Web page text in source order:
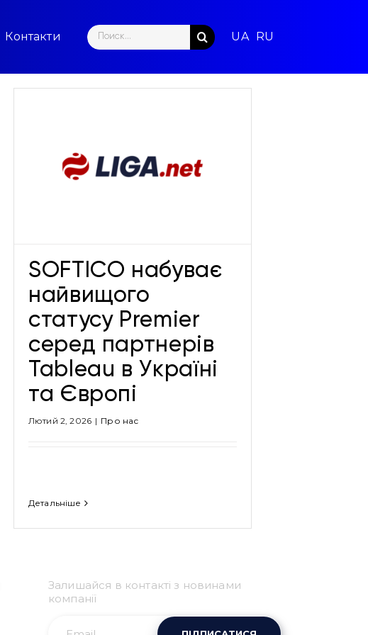
Контакти
Search
for:
SOFTICO набуває
найвищого
статусу Premier
серед партнерів
Tableau в Україні
та Європі
Лютий 2, 2026 | Про нас
Детальніше
Залишайся в контакті з новинами
компанії
Ми зазвичай відповідаємо дуже швидко